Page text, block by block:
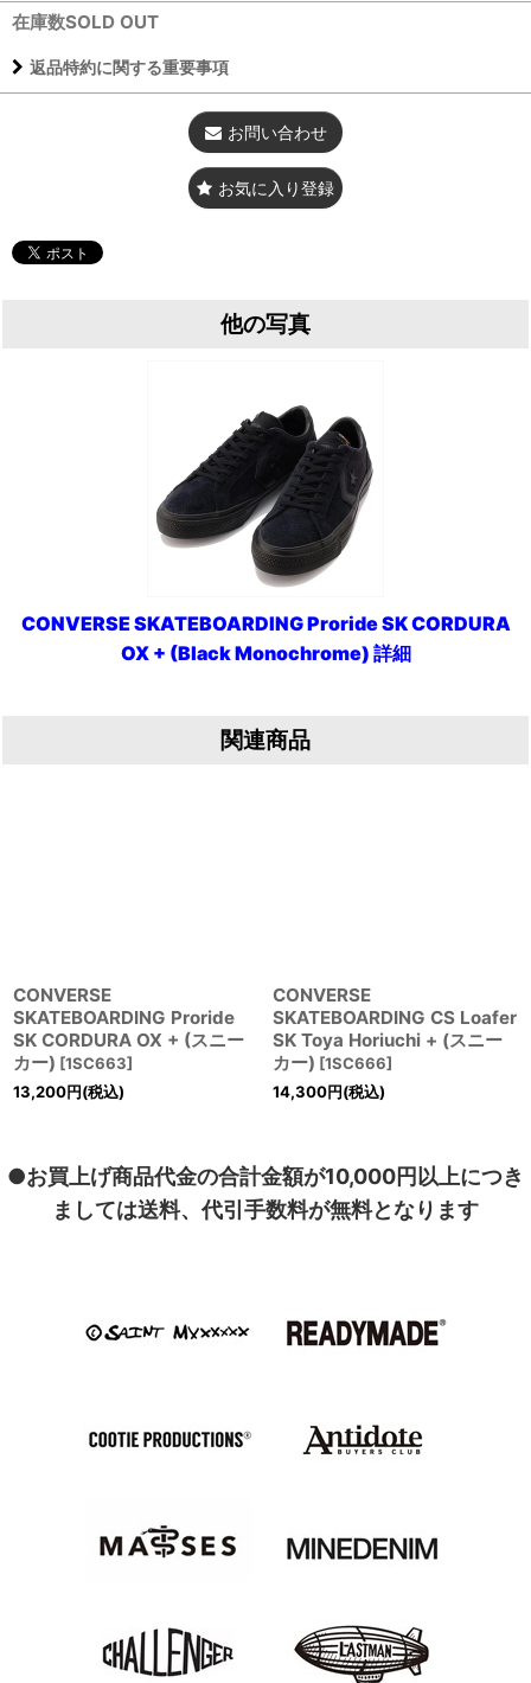
在庫数SOLD OUT
返品特約に関する重要事項
お問い合わせ
お気に入り登録
他の写真
CONVERSE SKATEBOARDING Proride SK CORDURA
OX + (Black Monochrome) 詳細
関連商品
CONVERSE
SKATEBOARDING Proride
SK CORDURA OX + (スニー
カー) [1SC663]
13,200円(税込)
CONVERSE
SKATEBOARDING CS Loafer
SK Toya Horiuchi + (スニー
カー) [1SC666]
14,300円(税込)
●お買上げ商品代金の合計金額が10,000円以上につき
ましては送料、代引手数料が無料となります